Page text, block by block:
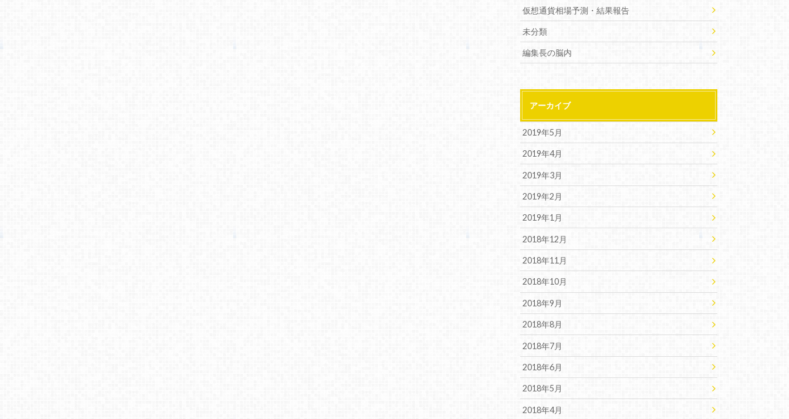
仮想通貨相場予測・結果報告
未分類
編集長の脳内
アーカイブ
2019年5月
2019年4月
2019年3月
2019年2月
2019年1月
2018年12月
2018年11月
2018年10月
2018年9月
2018年8月
2018年7月
2018年6月
2018年5月
2018年4月